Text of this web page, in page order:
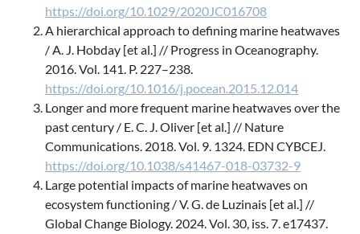
https://doi.org/10.1029/2020JC016708
A hierarchical approach to defining marine heatwaves
/ A. J. Hobday [et al.] // Progress in Oceanography.
2016. Vol. 141. P. 227–238.
https://doi.org/10.1016/j.pocean.2015.12.014
Longer and more frequent marine heatwaves over the
past century / E. C. J. Oliver [et al.] // Nature
Communications. 2018. Vol. 9. 1324. EDN CYBCEJ.
https://doi.org/10.1038/s41467-018-03732-9
Large potential impacts of marine heatwaves on
ecosystem functioning / V. G. de Luzinais [et al.] //
Global Change Biology. 2024. Vol. 30, iss. 7. e17437.